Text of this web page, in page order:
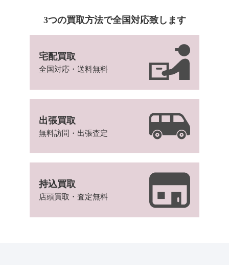
3つの買取方法で全国対応致します
宅配買取
全国対応・送料無料
出張買取
無料訪問・出張査定
持込買取
店頭買取・査定無料